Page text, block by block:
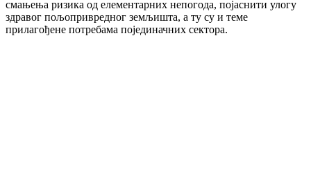
смањења ризика од елементарних непогода, појаснити улогу
здравог пољопривредног земљишта, а ту су и теме
прилагођене потребама појединачних сектора.